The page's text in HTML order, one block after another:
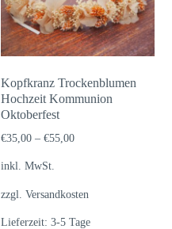
Optionen
können
auf
der
Produktseite
Kopfkranz Trockenblumen
Hochzeit Kommunion
Oktoberfest
€35,00 –€55,00
inkl. MwSt.
zzgl.Versandkosten
Lieferzeit:3-5 Tage